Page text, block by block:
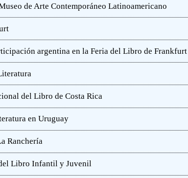
de Arte Contemporáneo Latinoamericano
argentina en la Feria del Libro de Frankfurt
del Libro de Costa Rica
en Uruguay
Ranchería
Libro Infantil y Juvenil